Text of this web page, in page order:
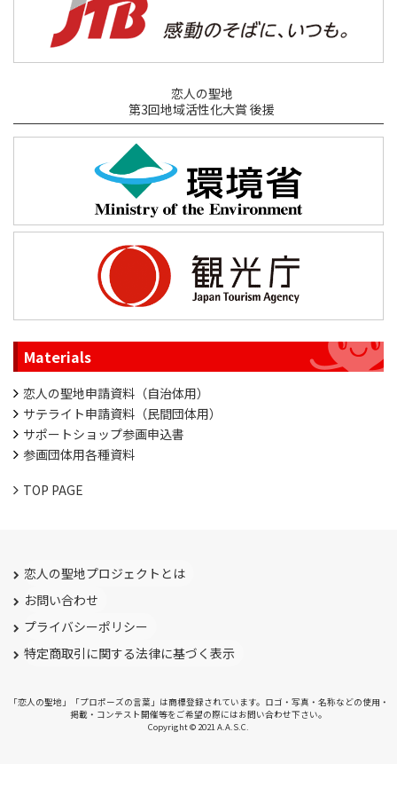
恋人の聖地
第3回地域活性化大賞 後援
Materials
恋人の聖地申請資料（自治体用）
サテライト申請資料（民間団体用）
サポートショップ参画申込書
参画団体用各種資料
TOP PAGE
恋人の聖地プロジェクトとは
お問い合わせ
プライバシーポリシー
特定商取引に関する法律に基づく表示
「恋人の聖地」「プロポーズの言葉」は商標登録されています。ロゴ・写真・名称などの使用・
掲載・コンテスト開催等をご希望の際にはお問い合わせ下さい。
Copyright © 2021 A.A.S.C.